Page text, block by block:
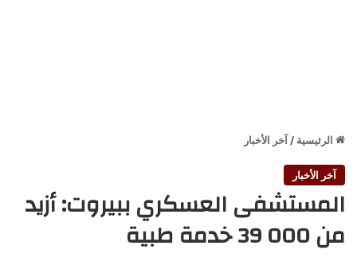
الرئيسية / آخر الأخبار
آخر الأخبار
المستشفى العسكري ببيروت: أزيد
من 000 39 خدمة طبية